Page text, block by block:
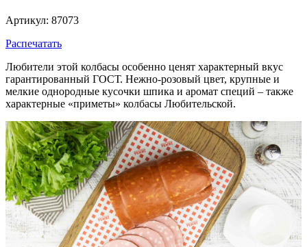
Артикул: 87073
Распечатать
Любители этой колбасы особенно ценят характерный вкус
гарантированный ГОСТ. Нежно-розовый цвет, крупные и
мелкие однородные кусочки шпика и аромат специй – также
характерные «приметы» колбасы Любительской.